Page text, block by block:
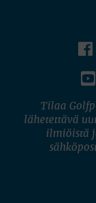
Tilaa
lähetettävä
ilmiöistä